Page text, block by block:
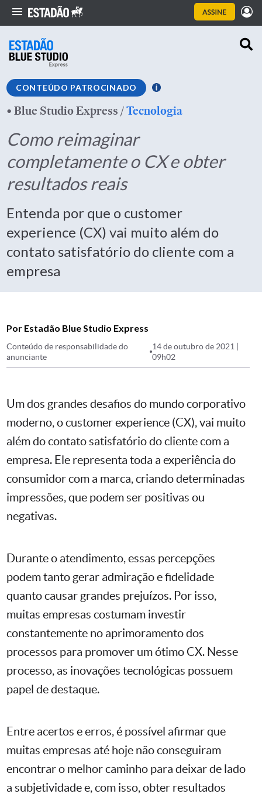
CONTEÚDO PATROCINADO
•Blue Studio Express/Tecnologia
Como reimaginar
completamente o CX e obter
resultados reais
Entenda por que o customer
experience (CX) vai muito além do
contato satisfatório do cliente com a
empresa
Por Estadão Blue Studio Express
Conteúdo de responsabilidade do
anunciante
14 de outubro de 2021 |
09h02
Um dos grandes desafios do mundo corporativo
moderno, o customer experience (CX), vai muito
além do contato satisfatório do cliente com a
empresa. Ele representa toda a experiência do
consumidor com a marca, criando determinadas
impressões, que podem ser positivas ou
negativas.
Durante o atendimento, essas percepções
podem tanto gerar admiração e fidelidade
quanto causar grandes prejuízos. Por isso,
muitas empresas costumam investir
constantemente no aprimoramento dos
processos para promover um ótimo CX. Nesse
processo, as inovações tecnológicas possuem
papel de destaque.
Entre acertos e erros, é possível afirmar que
muitas empresas até hoje não conseguiram
encontrar o melhor caminho para deixar de lado
a subjetividade e, com isso, obter resultados